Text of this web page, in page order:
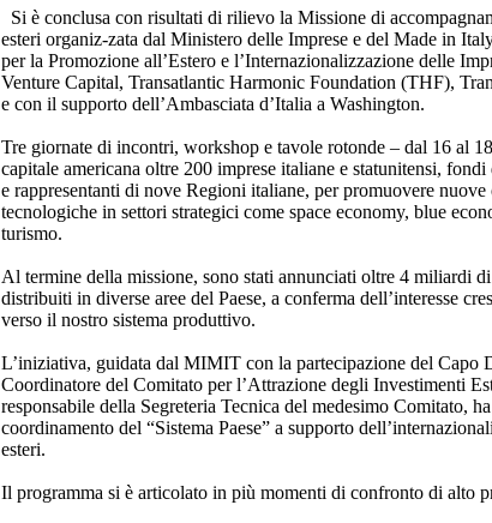
Si è conclusa con risultati di rilievo la Missione di
esteri organiz-zata dal Ministero delle Imprese e del Made in
per la Promozione all’Estero e l’Internazionalizzazione delle
Venture Capital, Transatlantic Harmonic Foundation (THF),
e con il supporto dell’Ambasciata d’Italia a Washington.
Tre giornate di incontri, workshop e tavole rotonde – dal 16 al
capitale americana oltre 200 imprese italiane e statunitensi,
e rappresentanti di nove Regioni italiane, per promuovere
tecnologiche in settori strategici come space economy, blue
turismo.
Al termine della missione, sono stati annunciati oltre 4 miliardi
distribuiti in diverse aree del Paese, a conferma dell’interesse
verso il nostro sistema produttivo.
L’iniziativa, guidata dal MIMIT con la partecipazione del Capo
Coordinatore del Comitato per l’Attrazione degli Investimenti
responsabile della Segreteria Tecnica del medesimo Comitato,
coordinamento del “Sistema Paese” a supporto
esteri.
Il programma si è articolato in più momenti di confronto di alto